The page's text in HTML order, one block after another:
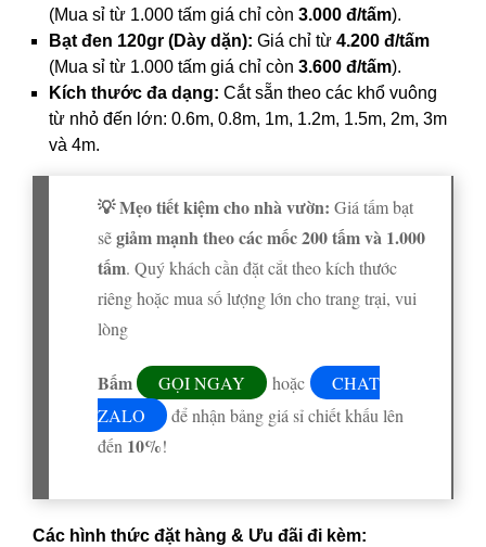
(Mua sỉ từ 1.000 tấm giá chỉ còn 3.000 đ/tấm).
Bạt đen 120gr (Dày dặn): Giá chỉ từ 4.200 đ/tấm
(Mua sỉ từ 1.000 tấm giá chỉ còn 3.600 đ/tấm).
Kích thước đa dạng: Cắt sẵn theo các khổ vuông
từ nhỏ đến lớn: 0.6m, 0.8m, 1m, 1.2m, 1.5m, 2m, 3m
và 4m.
💡 Mẹo tiết kiệm cho nhà vườn: Giá tấm bạt
sẽgiảm mạnh theo các mốc 200 tấm và 1.000
tấm. Quý khách cần đặt cắt theo kích thước
riêng hoặc mua số lượng lớn cho trang trại, vui
lòng
Bấm GỌI NGAY hoặc
CHAT
ZALO
để nhận bảng giá sỉ chiết khấu lên
đến 10%!
Các hình thức đặt hàng & Ưu đãi đi kèm: